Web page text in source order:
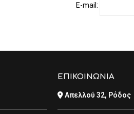
E-mail:
ΕΠΙΚΟΙΝΩΝΙΑ
Απελλού 32, Ρόδος